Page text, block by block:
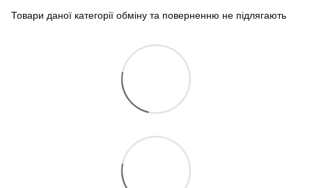
Товари даної категорії обміну та поверненню не підлягають